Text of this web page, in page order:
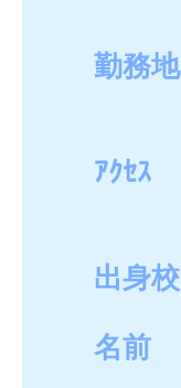
勤務地
ｱｸｾｽ
出身校
名前